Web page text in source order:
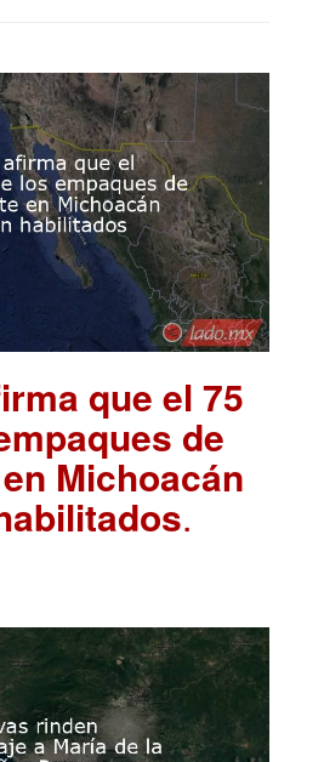
que el 75
de
Michoacán
.